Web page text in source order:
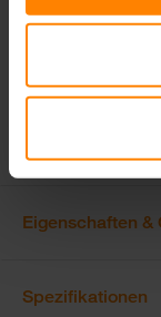
kontinuierliche
Spezifikationen und
Abbildungen zeigen
Eigenschaften &
Spezifikationen